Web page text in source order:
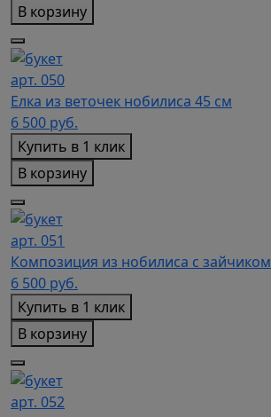
В корзину
арт. 050
Елка из веточек нобилиса 45 см
6 500 руб.
Купить в 1 клик
В корзину
арт. 051
Композиция из нобилиса с зайчиком
6 500 руб.
Купить в 1 клик
В корзину
арт. 052